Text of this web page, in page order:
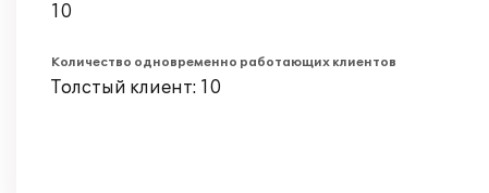
10
Количество одновременно работающих клиентов
Толстый клиент: 10